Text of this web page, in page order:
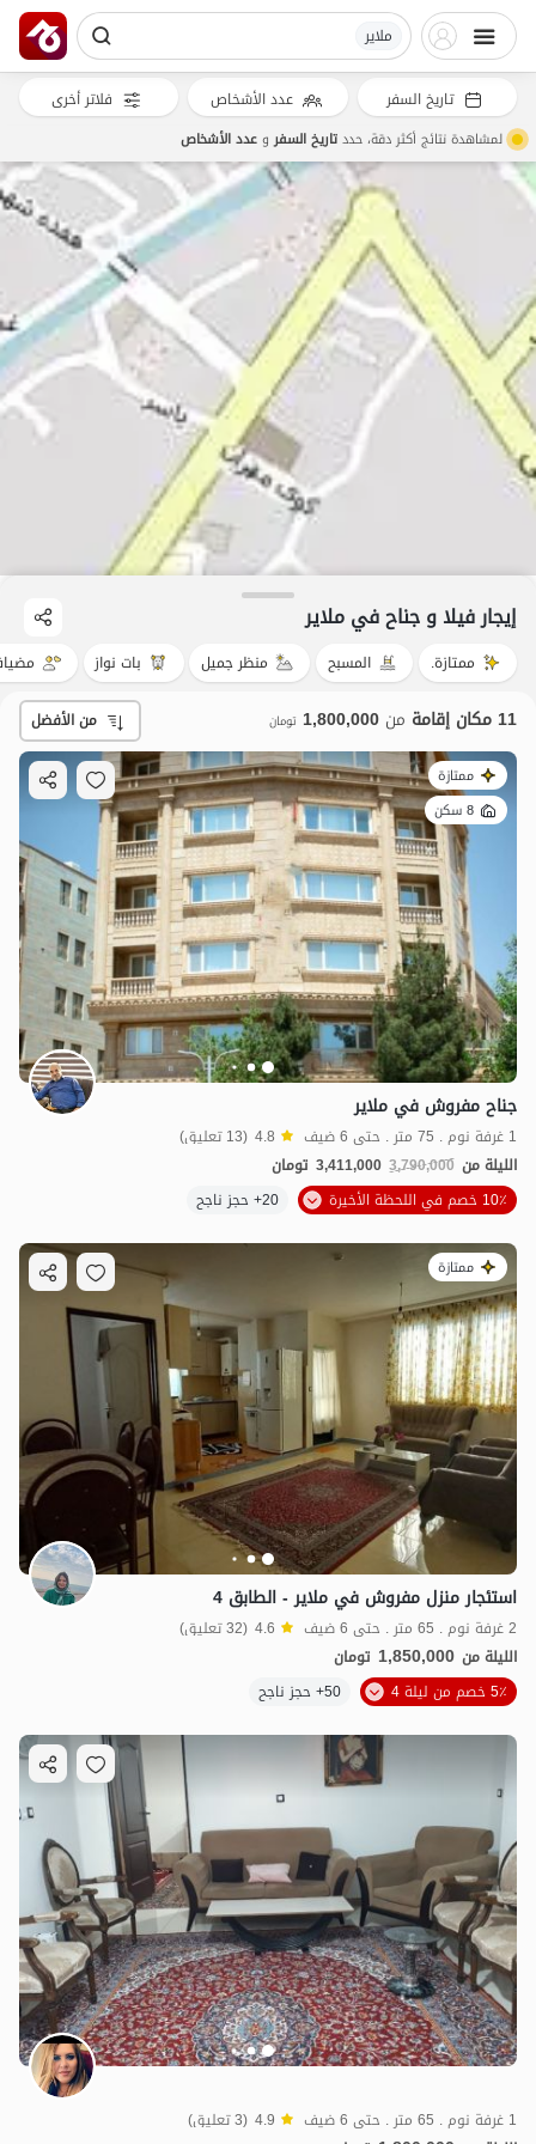
ملایر
إيجار فيلا و جناح في ملایر
ممتازة. المسبح منظر جميل بات نواز
11 مكان إقامة من 1,800,000 تومان من الأفضل
ممتازة
8 سكن
جناح مفروش في ملاير
1 غرفة نوم . 75 متر . حتى 6 ضيف 4.8 (13 تعليق)
الليلة من 3,790,000
3,411,000 تومان
10٪ خصم في اللحظة الأخيرة
20+ حجز ناجح
ممتازة
استئجار منزل مفروش في ملایر - الطابق 4
2 غرفة نوم . 65 متر . حتى 6 ضيف 4.6 (32 تعليق)
الليلة من 1,850,000 تومان
5٪ خصم من ليلة 4
50+ حجز ناجح
1 غرفة نوم . 65 متر . حتى 6 ضيف 4.9 (3 تعليق)
تاريخ السفر عدد الأشخاص فلاتر أخرى
لمشاهدة نتائج أكثر دقة، حددتاريخ السفروعدد الأشخاص